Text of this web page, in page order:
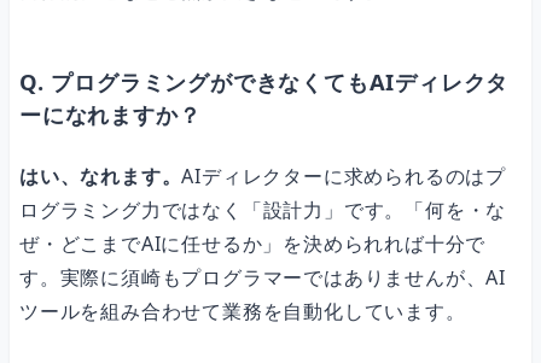
Q. プログラミングができなくてもAIディレクタ
ーになれますか？
はい、なれます。AIディレクターに求められるのはプ
ログラミング力ではなく「設計力」です。「何を・な
ぜ・どこまでAIに任せるか」を決められれば十分で
す。実際に須崎もプログラマーではありませんが、AI
ツールを組み合わせて業務を自動化しています。